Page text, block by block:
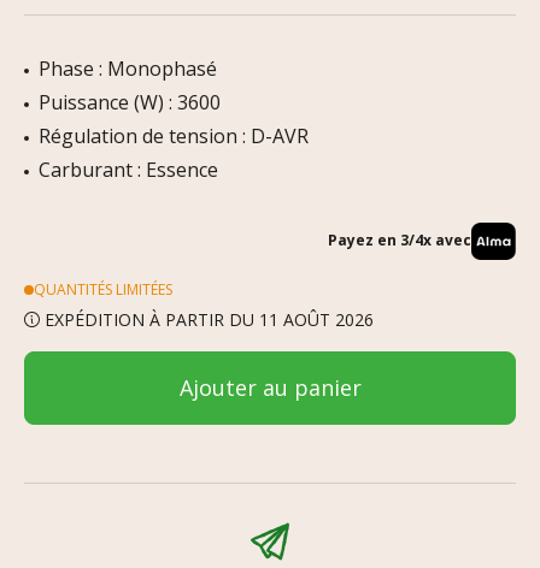
Phase : Monophasé
Puissance (W) : 3600
Régulation de tension : D-AVR
Carburant : Essence
Payez en 3/4x avec
QUANTITÉS LIMITÉES
EXPÉDITION À PARTIR DU 11 AOÛT 2026
Ajouter au panier